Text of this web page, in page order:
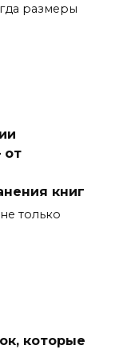
размеры
от
книг
только
которые